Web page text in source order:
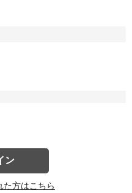
ン
た方はこちら